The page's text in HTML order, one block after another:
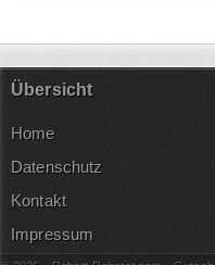
Übersicht
Home
Datenschutz
Kontakt
Impressum